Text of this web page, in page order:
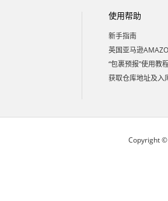
使用帮助
新手指南
英国亚马逊
“包裹预报”使用教
获取仓库地址及入
Copyright ©